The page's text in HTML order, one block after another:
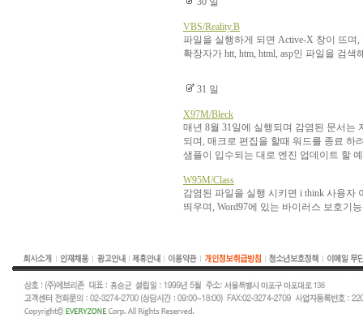
VBS/Reality.B
파일을 실행하게 되면 Active-X 창이 뜨
확장자가 htt, htm, html, asp인 파일을 검
31 일
X97M/Bleck
매년 8월 31일에 실행되며 감염된 문서는
되며, 매크로 편집을 할때 워드를 종료 하
샘플이 입수되는 대로 엔진 업데이트 할
W95M/Class
감염된 파일을 실행 시키면 i think 사용자
띄우며, Word97에 있는 바이러스 보호기